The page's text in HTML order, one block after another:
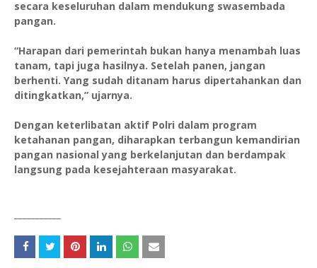
secara keseluruhan dalam mendukung swasembada
pangan.
“Harapan dari pemerintah bukan hanya menambah luas
tanam, tapi juga hasilnya. Setelah panen, jangan
berhenti. Yang sudah ditanam harus dipertahankan dan
ditingkatkan,” ujarnya.
Dengan keterlibatan aktif Polri dalam program
ketahanan pangan, diharapkan terbangun kemandirian
pangan nasional yang berkelanjutan dan berdampak
langsung pada kesejahteraan masyarakat.